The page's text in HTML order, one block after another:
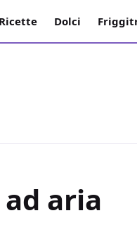
Dolci
aria